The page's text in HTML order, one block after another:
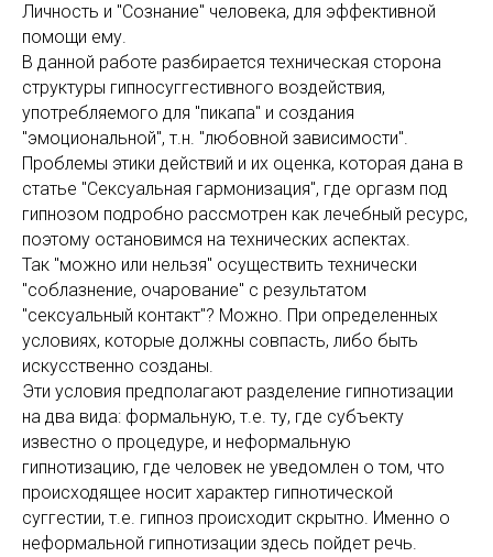
Личность и "Сознание" человека, для эффективной
помощи ему.
В данной работе разбирается техническая сторона
структуры гипносуггестивного воздействия,
употребляемого для "пикапа" и создания
"эмоциональной", т.н. "любовной зависимости".
Проблемы этики действий и их оценка, которая дана в
статье "Сексуальная гармонизация", где оргазм под
гипнозом подробно рассмотрен как лечебный ресурс,
поэтому остановимся на технических аспектах.
Так "можно или нельзя" осуществить технически
"соблазнение, очарование" с результатом
"сексуальный контакт"? Можно. При определенных
условиях, которые должны совпасть, либо быть
искусственно созданы.
Эти условия предполагают разделение гипнотизации
на два вида: формальную, т.е. ту, где субъекту
известно о процедуре, и неформальную
гипнотизацию, где человек не уведомлен о том, что
происходящее носит характер гипнотической
суггестии, т.е. гипноз происходит скрытно. Именно о
неформальной гипнотизации здесь пойдет речь.